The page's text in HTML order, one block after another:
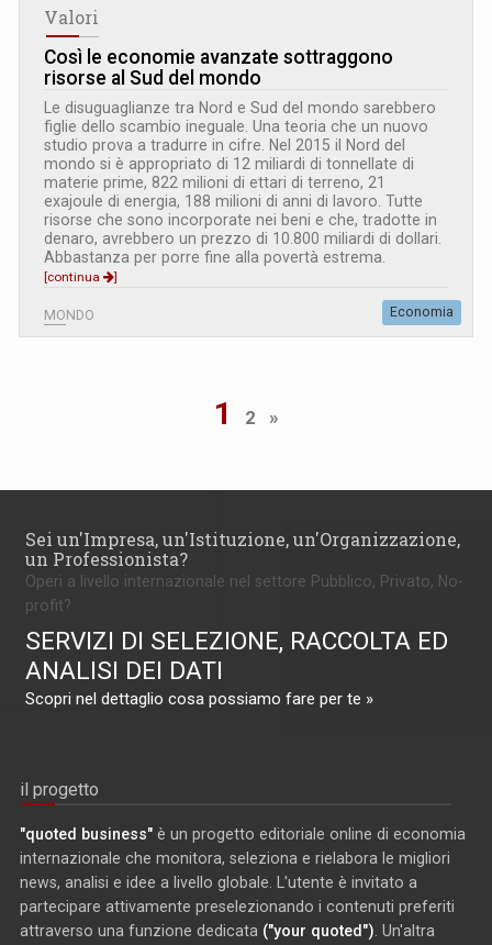
Valori
Così le economie avanzate sottraggono
risorse al Sud del mondo
Le disuguaglianze tra Nord e Sud del mondo sarebbero
figlie dello scambio ineguale. Una teoria che un nuovo
studio prova a tradurre in cifre. Nel 2015 il Nord del
mondo si è appropriato di 12 miliardi di tonnellate di
materie prime, 822 milioni di ettari di terreno, 21
exajoule di energia, 188 milioni di anni di lavoro. Tutte
risorse che sono incorporate nei beni e che, tradotte in
denaro, avrebbero un prezzo di 10.800 miliardi di dollari.
Abbastanza per porre fine alla povertà estrema.
[continua ]
MONDO Economia
1 2 »
Sei un'Impresa, un'Istituzione, un'Organizzazione,
un Professionista?
Operi a livello internazionale nel settore Pubblico, Privato, No-
profit?
SERVIZI DI SELEZIONE, RACCOLTA ED
ANALISI DEI DATI
Scopri nel dettaglio cosa possiamo fare per te »
il progetto
"quoted business" è un progetto editoriale online di economia
internazionale che monitora, seleziona e rielabora le migliori
news, analisi e idee a livello globale. L'utente è invitato a
partecipare attivamente preselezionando i contenuti preferiti
attraverso una funzione dedicata ("your quoted") . Un'altra